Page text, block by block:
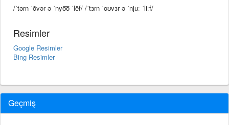
/ˈtərn ˈōvər ə ˈnyo͞o ˈlēf/ /ˈtɜrn ˈoʊvɜr ə ˈnjuː ˈliːf/
Resimler
Google Resimler
Bing Resimler
Geçmiş